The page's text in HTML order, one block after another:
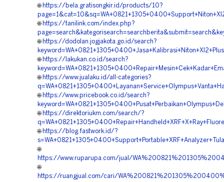
🌐 https://bela.gratisongkir.id/products/10?
🌐 https://tanilink.com/index.php?
🌐 https://dodolan.jogjakota.go.id/search?
🌐 https://lakukan.co.id/search?
🌐 https://www.jualaku.id/all-categories?
🌐 https://www.pricebook.co.id/search?
🌐 https://direktoriukm.com/search/?
🌐 https://blog.fastwork.id/?
🌐
https://www.ruparupa.com/jual/
🌐
https://ruangjual.com/cari/